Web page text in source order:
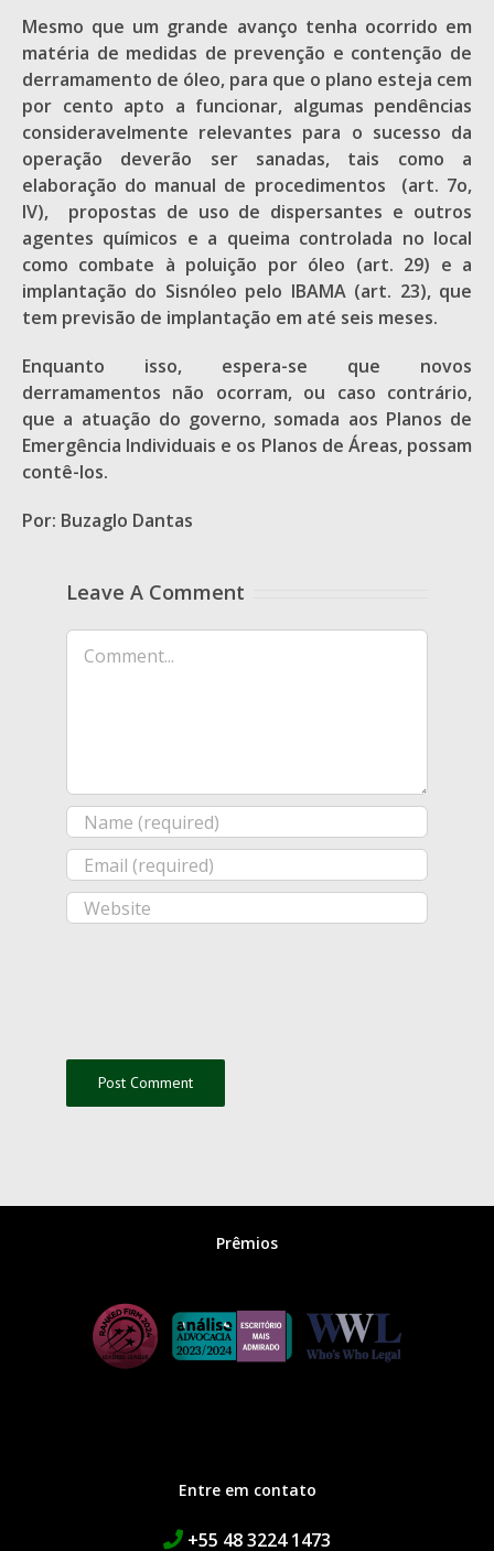
Mesmo que um grande avanço tenha ocorrido em
matéria de medidas de prevenção e contenção de
derramamento de óleo, para que o plano esteja cem
por cento apto a funcionar, algumas pendências
consideravelmente relevantes para o sucesso da
operação deverão ser sanadas, tais como a
elaboração do manual de procedimentos (art. 7o,
IV), propostas de uso de dispersantes e outros
agentes químicos e a queima controlada no local
como combate à poluição por óleo (art. 29) e a
implantação do Sisnóleo pelo IBAMA (art. 23), que
tem previsão de implantação em até seis meses.
Enquanto isso, espera-se que novos
derramamentos não ocorram, ou caso contrário,
que a atuação do governo, somada aos Planos de
Emergência Individuais e os Planos de Áreas, possam
contê-los.
Por: Buzaglo Dantas
Leave A Comment
Comment
Prêmios
Entre em contato
+55 48 3224 1473